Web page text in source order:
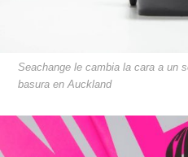
Seachange le cambia la cara a un
basura en Auckland